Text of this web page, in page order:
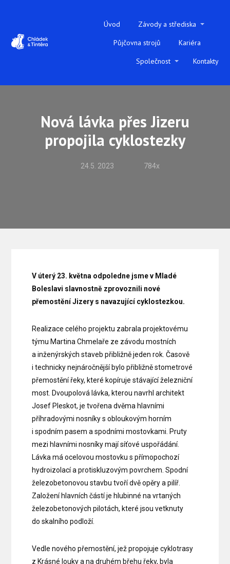
Úvod
Závody a střediska
Půjčovna strojů
Kariéra
Společnost
Kontakty
Nová lávka přes Jizeru
propojila cyklostezky
24.5. 2023 784x
V úterý 23. května odpoledne jsme v Mladé
Boleslavi slavnostně zprovoznili nové
přemostění Jizery s navazující cyklostezkou.
Realizace celého projektu zabrala projektovému
týmu Martina Chmelaře ze závodu mostních
a inženýrských staveb přibližně jeden rok. Časově
i technicky nejnáročnější bylo přibližně stometrové
přemostění řeky, které kopíruje stávající železniční
most. Dvoupolová lávka, kterou navrhl architekt
Josef Pleskot, je tvořena dvěma hlavními
příhradovými nosníky s obloukovým horním
i spodním pasem a spodními mostovkami. Pruty
mezi hlavními nosníky mají síťové uspořádání.
Lávka má ocelovou mostovku s přímopochozí
hydroizolací a protiskluzovým povrchem. Spodní
železobetonovou stavbu tvoří dvě opěry a pilíř.
Založení hlavních částí je hlubinné na vrtaných
železobetonových pilotách, které jsou vetknuty
do skalního podloží.
Vedle nového přemostění, jež propojuje cyklotrasy
z Krásné louky a na druhém břehu řeky, byla